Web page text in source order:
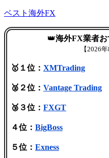
ベスト海外FX
👑海外FX業者
【2026年
🥇１位： XMTrading
🥈２位： Vantage Trading
🥉３位： FXGT
４位： BigBoss
５位： Exness